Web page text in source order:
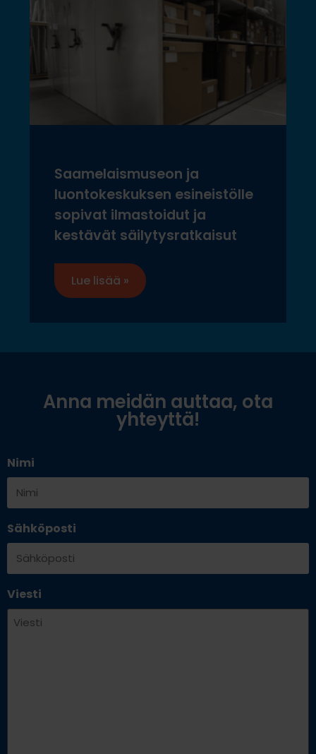
Saamelaismuseon ja
luontokeskuksen esineistölle
sopivat ilmastoidut ja
kestävät säilytysratkaisut
Lue lisää »
Anna meidän auttaa, ota
yhteyttä!
Nimi
Sähköposti
Viesti